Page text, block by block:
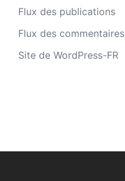
Flux des publications
Flux des commentaires
Site de WordPress-FR